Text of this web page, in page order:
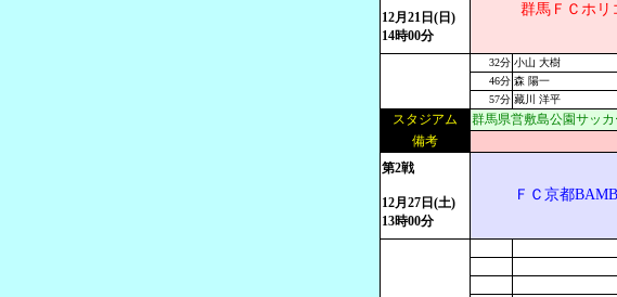
12月21日(日)
14時00分
群馬ＦＣホリ
32分 小山 大樹
46分 森 陽一
57分 藏川 洋平
スタジアム 群馬県営敷島公園サッカ
備考
第2戦
12月27日(土)
13時00分
ＦＣ京都